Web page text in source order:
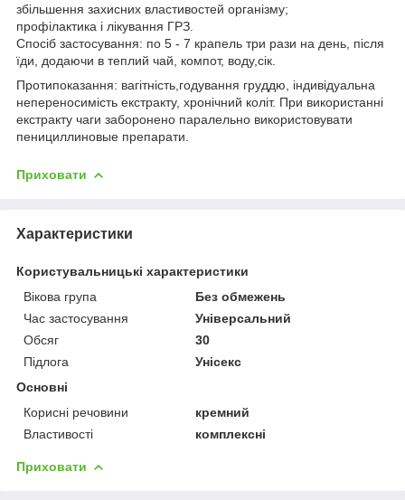
збільшення захисних властивостей організму;
профілактика і лікування ГРЗ.
Спосіб застосування: по 5 - 7 крапель три рази на день, після
їди, додаючи в теплий чай, компот, воду,сік.
Протипоказання: вагітність,годування груддю, індивідуальна
непереносимість екстракту, хронічний коліт. При використанні
екстракту чаги заборонено паралельно використовувати
пенициллиновые препарати.
Приховати
Характеристики
Користувальницькі характеристики
Вікова група
Без обмежень
Час застосування
Універсальний
Обсяг
30
Підлога
Унісекс
Основні
Корисні речовини
кремний
Властивості
комплексні
Приховати